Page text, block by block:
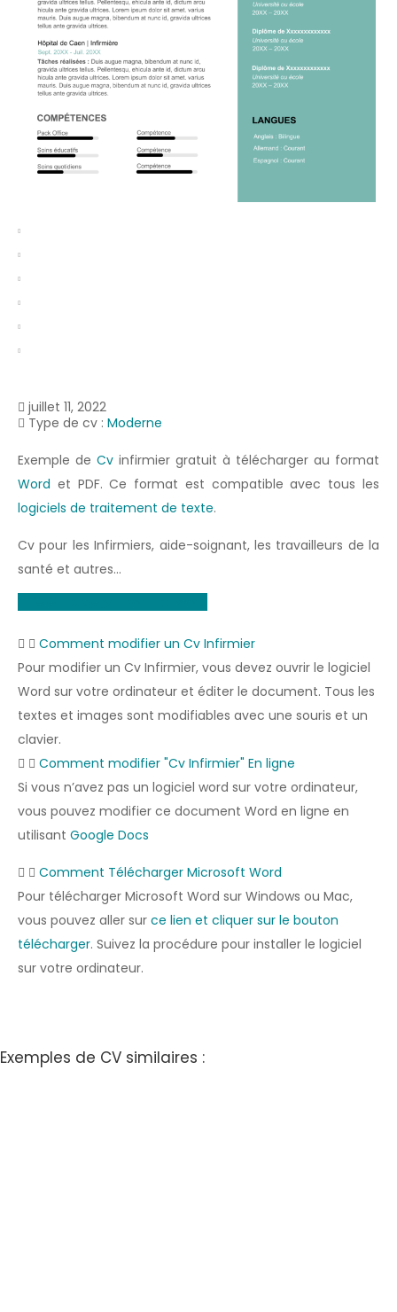
juillet 11, 2022
Type de cv : Moderne
Exemple de Cv infirmier gratuit à télécharger au format
Word et PDF. Ce format est compatible avec tous les
logiciels de traitement de texte.
Cv pour les Infirmiers, aide-soignant, les travailleurs de la
santé et autres…
Comment modifier un Cv Infirmier
Pour modifier un Cv Infirmier, vous devez ouvrir le logiciel
Word sur votre ordinateur et éditer le document. Tous les
textes et images sont modifiables avec une souris et un
clavier.
Comment modifier "Cv Infirmier" En ligne
Si vous n’avez pas un logiciel word sur votre ordinateur,
vous pouvez modifier ce document Word en ligne en
utilisant Google Docs
Comment Télécharger Microsoft Word
Pour télécharger Microsoft Word sur Windows ou Mac,
vous pouvez aller sur ce lien et cliquer sur le bouton
télécharger. Suivez la procédure pour installer le logiciel
sur votre ordinateur.
Exemples de CV similaires :